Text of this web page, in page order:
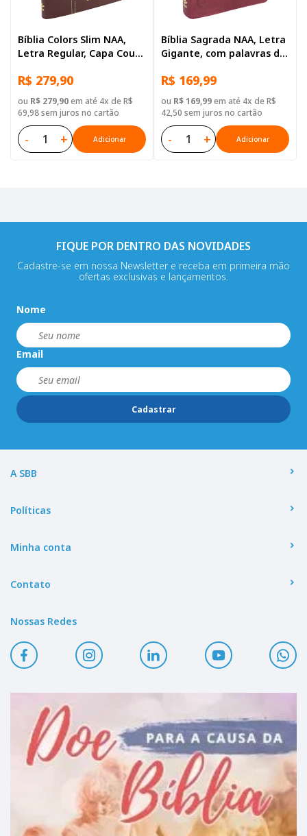
Bíblia Colors Slim NAA,
Letra Regular, Capa Couro
R$ 279,90
ou R$ 279,90em até 4x de R$
69,98 sem juros no cartão
- + Adicionar
Bíblia Sagrada NAA, Letra
Gigante, com palavras de
Harpa Cristã, com mapa,
Capa Couro Sintético
Vermelha
R$ 169,99
ou R$ 169,99em até 4x de R$
42,50 sem juros no cartão
- + Adicionar
FIQUE POR DENTRO DAS NOVIDADES
Cadastre-se em nossa Newsletter e receba em primeira mão
ofertas exclusivas e lançamentos.
Nome
Email
Cadastrar
A SBB
Políticas
Minha conta
Contato
Nossas Redes